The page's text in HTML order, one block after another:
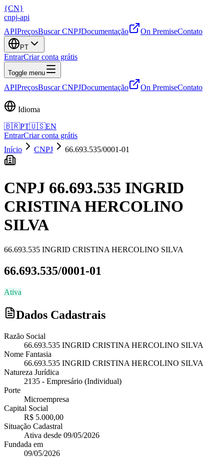
{CN}
cnpj-api
APIPreçosBuscar CNPJDocumentação On PremiseContato
PT
EntrarCriar conta grátis
Toggle menu
APIPreçosBuscar CNPJDocumentação On PremiseContato
Idioma
🇧🇷PT🇺🇸EN
EntrarCriar conta grátis
Início
CNPJ 66.693.535/0001-01
CNPJ 66.693.535 INGRID
CRISTINA HERCOLINO
SILVA
66.693.535 INGRID CRISTINA HERCOLINO SILVA
66.693.535/0001-01
Ativa
Dados Cadastrais
Razão Social
66.693.535 INGRID CRISTINA HERCOLINO SILVA
Nome Fantasia
66.693.535 INGRID CRISTINA HERCOLINO SILVA
Natureza Jurídica
2135 - Empresário (Individual)
Porte
Microempresa
Capital Social
R$ 5.000,00
Situação Cadastral
Ativa desde 09/05/2026
Fundada em
09/05/2026